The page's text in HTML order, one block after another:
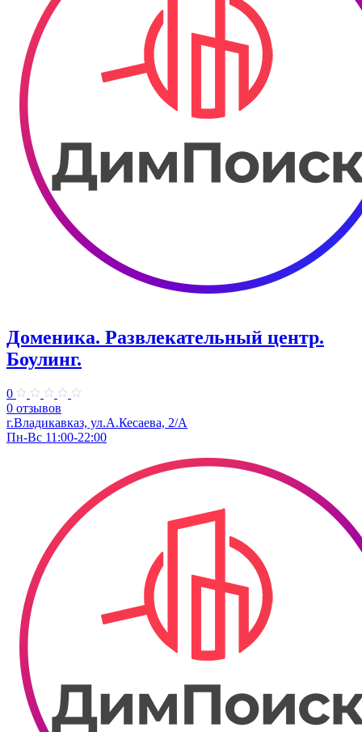
Доменика. ​Развлекательный центр.
Боулинг.
0
0 отзывов
г.Владикавказ, ул.А.Кесаева, 2/А
Пн-Вс 11:00-22:00